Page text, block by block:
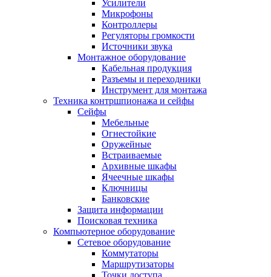
Усилители
Микрофоны
Контроллеры
Регуляторы громкости
Источники звука
Монтажное оборудование
Кабельная продукция
Разъемы и переходники
Инструмент для монтажа
Техника контршпионажа и сейфы
Сейфы
Мебельные
Огнестойкие
Оружейные
Встраиваемые
Архивные шкафы
Ячеечные шкафы
Ключницы
Банковские
Защита информации
Поисковая техника
Компьютерное оборудование
Сетевое оборудование
Коммутаторы
Маршрутизаторы
Точки доступа